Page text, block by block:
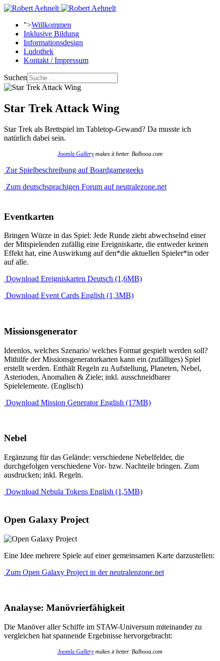
">Willkommen
Inklusive Bildung
Informationsdesign
Ludothek
Kontakt / Impressum
Suchen
Star Trek Attack Wing
Star Trek als Brettspiel im Tabletop-Gewand? Da musste ich
natürlich dabei sein.
Joomla Gallerymakes it better. Balbooa.com
Zur Spielbeschreibung auf Boardgamegeeks
Zum deutschsprachigen Forum auf neutralezone.net
Eventkarten
Bringen Würze in das Spiel: Jede Runde zieht abwechselnd einer
der Mitspielenden zufällig eine Ereigniskarte, die entweder keinen
Effekt hat, eine Auswirkung auf den*die aktuellen Spieler*in oder
auf alle.
Download Ereigniskarten Deutsch (1,6MB)
Download Event Cards English (1,3MB)
Missionsgenerator
Ideenlos, welches Szenario/ welches Format gespielt werden soll?
Mithilfe der Missionsgeneratorkarten kann ein (zufälliges) Spiel
erstellt werden. Enthält Regeln zu Aufstellung, Planeten, Nebel,
Asterioden, Anomalien & Ziele; inkl. ausschneidbarer
Spielelemente. (Englisch)
Download Mission Generator English (17MB)
Nebel
Ergänzung für das Gelände: verschiedene Nebelfelder, die
durchgefolgen verschiedene Vor- bzw. Nachteile bringen. Zum
ausdrucken; inkl. Regeln.
Download Nebula Tokens English (1,5MB)
Open Galaxy Project
Eine Idee mehrere Spiele auf einer gemeinsamen Karte darzustellen:
Zum Open Galaxy Project in der neutralenzone.net
Analayse: Manövrierfähigkeit
Die Manöver aller Schiffe im STAW-Universum miteinander zu
vergleichen hat spannende Ergebnisse hervorgebracht:
Joomla Gallerymakes it better. Balbooa.com